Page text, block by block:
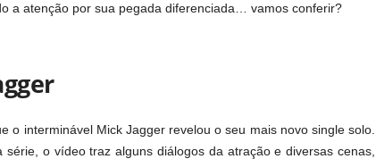
a atenção por sua pegada diferenciada… vamos conferir?
o interminável Mick Jagger revelou o seu mais novo single solo.
o vídeo traz alguns diálogos da atração e diversas cenas,